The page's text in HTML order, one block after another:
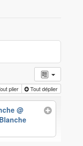
plier Tout déplier
@